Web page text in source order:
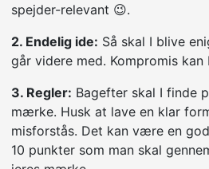
spejder-relevant 😉.
2. Endelig ide: Så skal I blive
går videre med. Kompromis
3. Regler: Bagefter skal I finde
mærke. Husk at lave en klar
misforstås. Det kan være en
10 punkter som man skal